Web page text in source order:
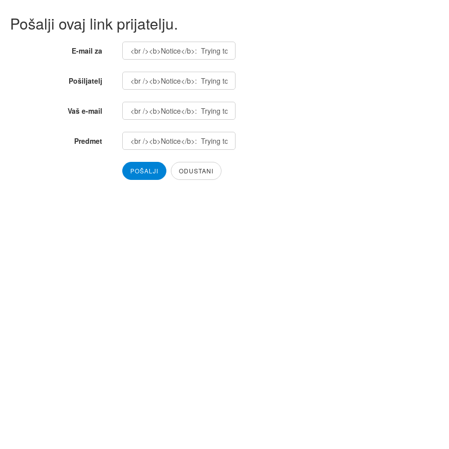
Pošalji ovaj link prijatelju.
E-mail za
Pošiljatelj
Vaš e-mail
Predmet
POŠALJI ODUSTANI